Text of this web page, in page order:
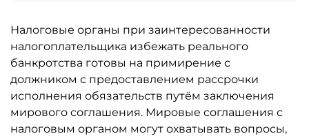
Налоговые органы при заинтересованности
налогоплательщика избежать реального
банкротства готовы на примирение с
должником с предоставлением рассрочки
исполнения обязательств путём заключения
мирового соглашения. Мировые соглашения с
налоговым органом могут охватывать вопросы,